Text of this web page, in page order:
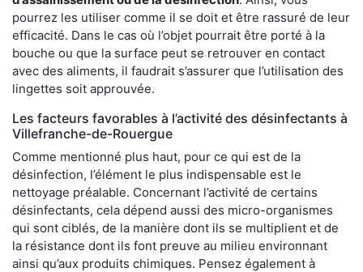
pourrez les utiliser comme il se doit et être rassuré de leur
efficacité. Dans le cas où l’objet pourrait être porté à la
bouche ou que la surface peut se retrouver en contact
avec des aliments, il faudrait s’assurer que l’utilisation des
lingettes soit approuvée.
Les facteurs favorables à l’activité des désinfectants à
Villefranche-de-Rouergue
Comme mentionné plus haut, pour ce qui est de la
désinfection, l’élément le plus indispensable est le
nettoyage préalable. Concernant l’activité de certains
désinfectants, cela dépend aussi des micro-organismes
qui sont ciblés, de la manière dont ils se multiplient et de
la résistance dont ils font preuve au milieu environnant
ainsi qu’aux produits chimiques. Pensez également à